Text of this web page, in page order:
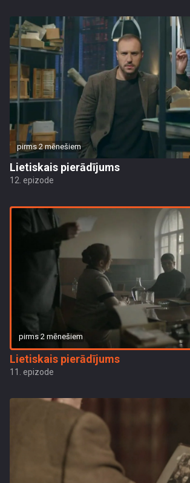
pirms 2 mēnešiem
Lietiskais pierādījums
12. epizode
pirms 2 mēnešiem
Lietiskais pierādījums
11. epizode